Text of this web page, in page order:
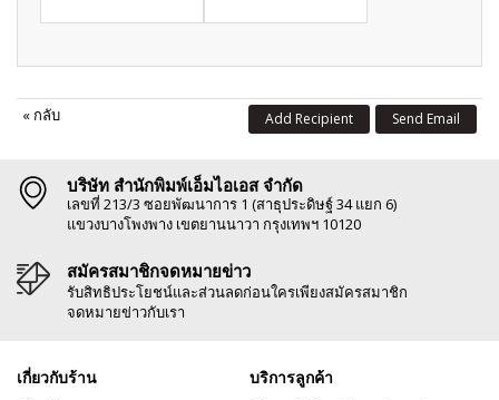
« กลับ Send Email
Add Recipient
บริษัท สำนักพิมพ์เอ็มไอเอส จำกัด
เลขที่ 213/3 ซอยพัฒนาการ 1 (สาธุประดิษฐ์ 34 แยก 6)
แขวงบางโพงพาง เขตยานนาวา กรุงเทพฯ 10120
สมัครสมาชิกจดหมายข่าว
รับสิทธิประโยชน์และส่วนลดก่อนใครเพียงสมัครสมาชิก
จดหมายข่าวกับเรา
เกี่ยวกับร้าน บริการลูกค้า